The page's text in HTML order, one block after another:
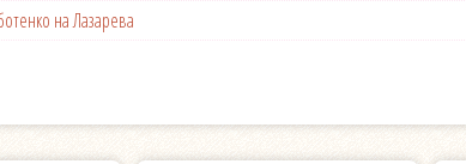
на Лазарева